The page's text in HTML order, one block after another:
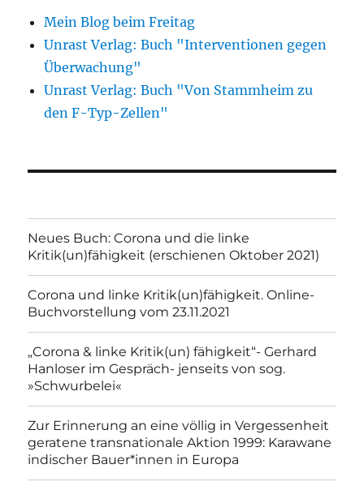
Mein Blog beim Freitag
Unrast Verlag: Buch "Interventionen gegen
Überwachung"
Unrast Verlag: Buch "Von Stammheim zu
den F-Typ-Zellen"
Neues Buch: Corona und die linke
Kritik(un)fähigkeit (erschienen Oktober 2021)
Corona und linke Kritik(un)fähigkeit. Online-
Buchvorstellung vom 23.11.2021
„Corona & linke Kritik(un) fähigkeit“- Gerhard
Hanloser im Gespräch- jenseits von sog.
»Schwurbelei«
Zur Erinnerung an eine völlig in Vergessenheit
geratene transnationale Aktion 1999: Karawane
indischer Bauer*innen in Europa